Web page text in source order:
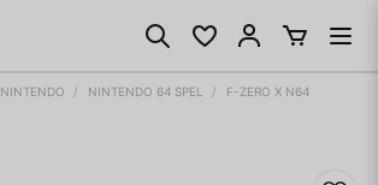
NINTENDO NINTENDO 64 SPEL F-ZERO X N64